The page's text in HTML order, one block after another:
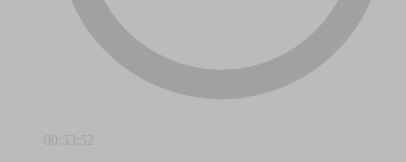
00:53:52